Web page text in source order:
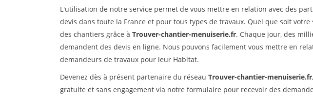
L'utilisation de notre service permet de vous mettre en relation avec des
devis dans toute la France et pour tous types de travaux. Quel que soit
des chantiers grâce à Trouver-chantier-menuiserie.fr. Chaque jour, des
demandent des devis en ligne. Nous pouvons facilement vous mettre en
demandeurs de travaux pour leur Habitat.
Devenez dès à présent partenaire du réseau Trouver-chantier-menuiserie.fr
gratuite et sans engagement via notre formulaire pour recevoir des